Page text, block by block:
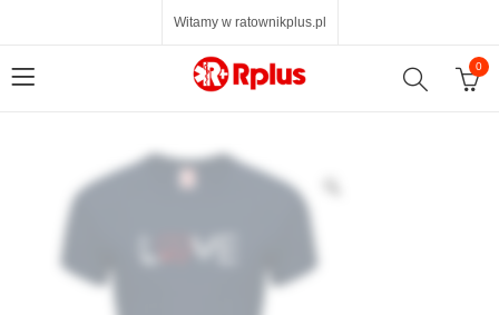
Witamy w ratownikplus.pl
0